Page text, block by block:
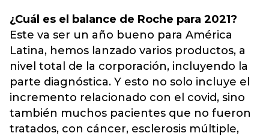
¿Cuál es el balance de Roche para 2021?
Este va ser un año bueno para América
Latina, hemos lanzado varios productos, a
nivel total de la corporación, incluyendo la
parte diagnóstica. Y esto no solo incluye el
incremento relacionado con el covid, sino
también muchos pacientes que no fueron
tratados, con cáncer, esclerosis múltiple,